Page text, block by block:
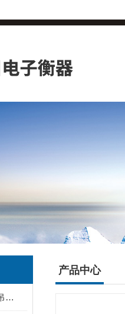
电子吊秤（化工厂专用吊秤）
产品中心